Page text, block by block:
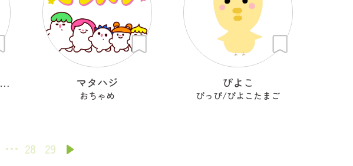
ふわふわクリーム あざらシュー マタハジ
おちゃめ
ぴよこ
ぴっぴ/ぴよこたまご
28 29